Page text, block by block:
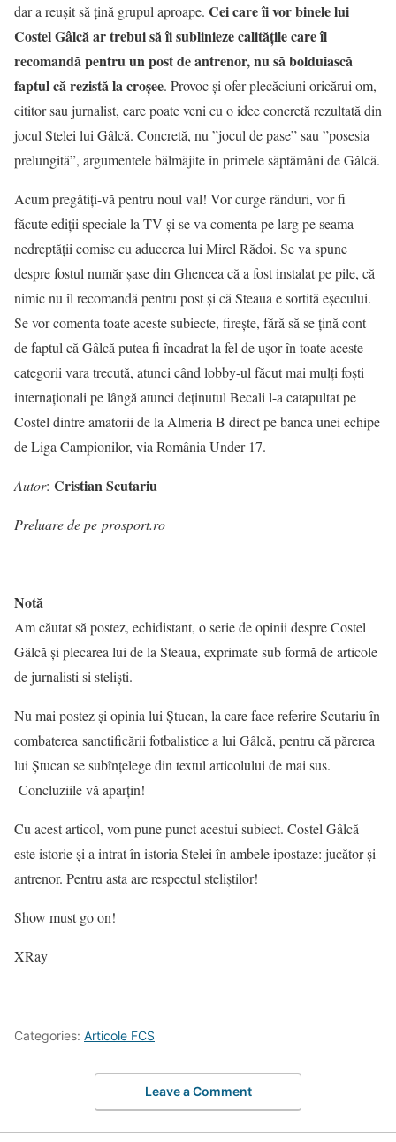
dar a reuşit să ţină grupul aproape. Cei care îi vor binele lui
Costel Gâlcă ar trebui să îi sublinieze calităţile care îl
recomandă pentru un post de antrenor, nu să bolduiască
faptul că rezistă la croşee. Provoc şi ofer plecăciuni oricărui om,
cititor sau jurnalist, care poate veni cu o idee concretă rezultată din
jocul Stelei lui Gâlcă. Concretă, nu ”jocul de pase” sau ”posesia
prelungită”, argumentele bălmăjite în primele săptămâni de Gâlcă.
Acum pregătiţi-vă pentru noul val! Vor curge rânduri, vor fi
făcute ediţii speciale la TV şi se va comenta pe larg pe seama
nedreptăţii comise cu aducerea lui Mirel Rădoi. Se va spune
despre fostul număr şase din Ghencea că a fost instalat pe pile, că
nimic nu îl recomandă pentru post şi că Steaua e sortită eşecului.
Se vor comenta toate aceste subiecte, fireşte, fără să se ţină cont
de faptul că Gâlcă putea fi încadrat la fel de uşor în toate aceste
categorii vara trecută, atunci când lobby-ul făcut mai mulţi foşti
internaţionali pe lângă atunci deţinutul Becali l-a catapultat pe
Costel dintre amatorii de la Almeria B direct pe banca unei echipe
de Liga Campionilor, via România Under 17.
Autor: Cristian Scutariu
Preluare de pe prosport.ro
Notă
Am căutat să postez, echidistant, o serie de opinii despre Costel
Gâlcă și plecarea lui de la Steaua, exprimate sub formă de articole
de jurnalisti si steliști.
Nu mai postez și opinia lui Ștucan, la care face referire Scutariu în
combaterea sanctificării fotbalistice a lui Gâlcă, pentru că părerea
lui Ștucan se subînțelege din textul articolului de mai sus.
Concluziile vă aparțin!
Cu acest articol, vom pune punct acestui subiect. Costel Gâlcă
este istorie și a intrat în istoria Stelei în ambele ipostaze: jucător și
antrenor. Pentru asta are respectul steliștilor!
Show must go on!
XRay
Categories: Articole FCS
Leave a Comment